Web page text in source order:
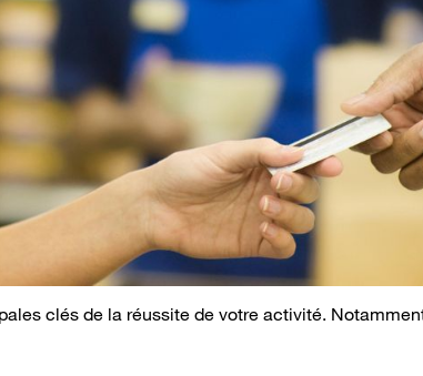
clés de la réussite de votre activité.